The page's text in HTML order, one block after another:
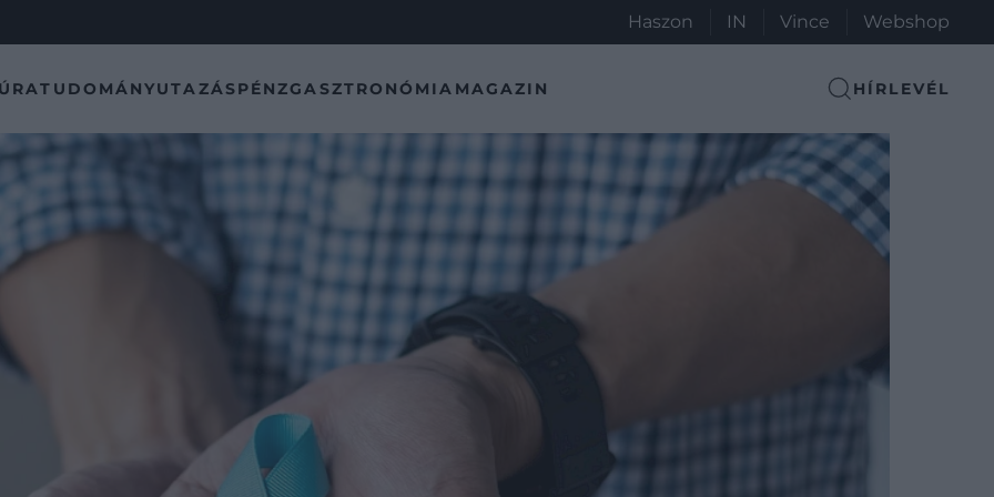
Haszon IN Vince Webshop
TUDOMÁNYUTAZÁSPÉNZGASZTRONÓMIA MAGAZIN HÍRLEVÉL